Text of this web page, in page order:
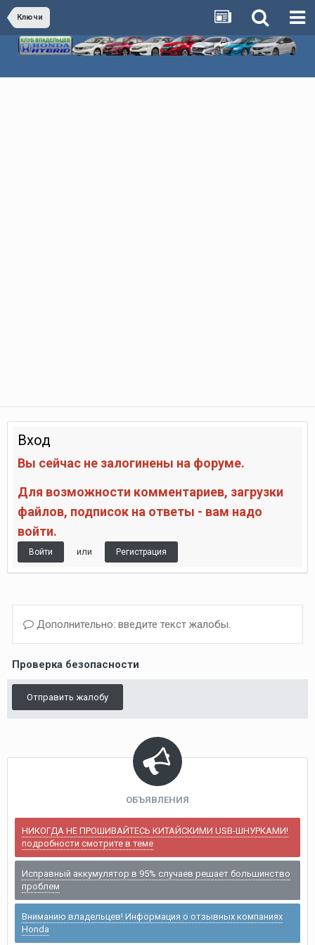
Ключи
Вход
Вы сейчас не залогинены на форуме.
Для возможности комментариев, загрузки
файлов, подписок на ответы - вам надо
войти.
Войти или Регистрация
Дополнительно: введите текст жалобы.
Проверка безопасности
Отправить жалобу
ОБЪЯВЛЕНИЯ
НИКОГДА НЕ ПРОШИВАЙТЕСЬ КИТАЙСКИМИ USB-ШНУРКАМИ!
подробности смотрите в теме
Исправный аккумулятор в 95% случаев решает большинство
проблем
Вниманию владельцев! Информация о отзывных компаниях
Honda